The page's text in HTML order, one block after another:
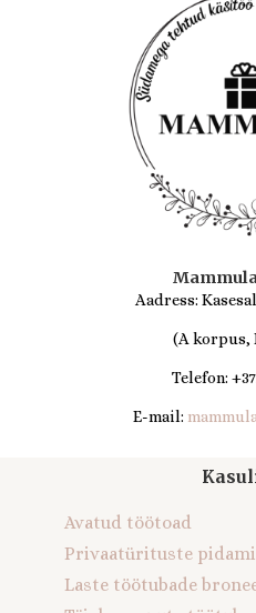
Aadress:
(A korpus,
Telefon:
E-mail:
Avatud töötoad
Privaatürituste
Laste töötubade